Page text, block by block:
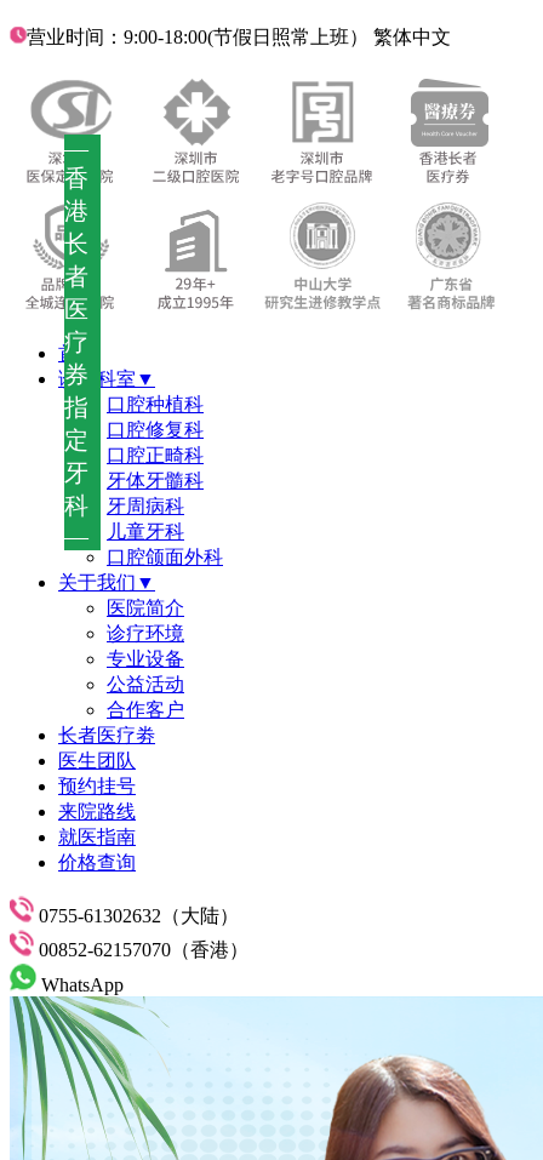
—
香
港
长
者
医
疗
券
指
定
牙
科
—
营业时间：9:00-18:00(节假日照常上班） 繁体中文
首页
诊疗科室▼
口腔种植科
口腔修复科
口腔正畸科
牙体牙髓科
牙周病科
儿童牙科
口腔颌面外科
关于我们▼
医院简介
诊疗环境
专业设备
公益活动
合作客户
长者医疗劵
医生团队
预约挂号
来院路线
就医指南
价格查询
0755-61302632（大陆）
00852-62157070（香港）
WhatsApp